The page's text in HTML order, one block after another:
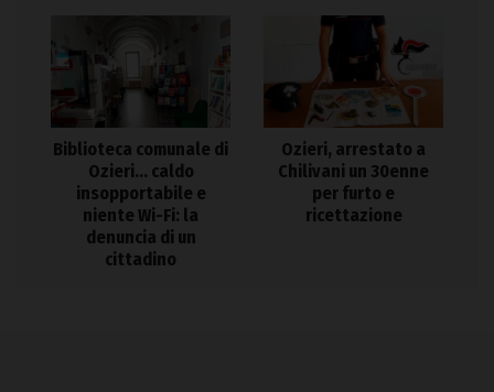
Biblioteca comunale di
Ozieri… caldo
insopportabile e
niente Wi-Fi: la
denuncia di un
cittadino
Ozieri, arrestato a
Chilivani un 30enne
per furto e
ricettazione